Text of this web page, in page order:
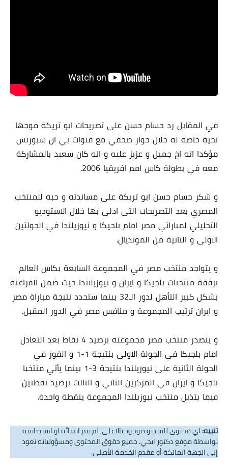
في المقابل رد حسام حسن على تصريحات ابو تريكة موجها
تحية خاصة له خلال حوار صحفي مع قنوات بي ان سبورتس
مؤكدا انه اخ جميل و عزيز عليه و انه كان سعيد بالمشاركة
معه في بطولة كاس امم افريقيا 2006.
و شكر حسام حسن ابو تريكة على مساندته و حبه للمنتخب
المصري بعد التصريحات التى ادلى بها خلال الاستوديو
التحليلي لمباراتي مصر امام بلجيكا و نيوزيلندا في الجولتين
الاولى و الثانية من المونديال.
و يتواجد منتخب مصر في المجموعة السابعة بكاس العالم
برفقة منتخبات بلجيكا و ايران و نيوزيلاندا حيث ضمن الفراعنة
بشكل كبير التأهل لدور الـ32 بينما ستحدد نتيجة مباراة مصر
و ايران ترتيب المجموعة و منافس مصر في الدور المقبل.
و يتصدر منتخب مصر مجموعته برصيد 4 نقاط بعد التعادل
امام بلجيكا في الجولة الاولى بنتيجة 1-1 و الفوز في
الجولة الثانية على نيوزيلندا بنتيجة 3-1 بينما يأتي منتخبا
بلجيكا و ايران في المركزين الثاني و الثالث برصيد نقطتين
فيما يتذيل منتخب نيوزيلندا المجموعة بنقطة واحدة.
تنبيه:اي محتوى للفيديو موجود بالاعلى, لم يتم انشائه او استضافته
بواسطة موقع دكتور ايجي. جميع حقوق المحتوى ومسؤولياته تعود
إلى الجهة المالكة أو مقدم الخدمة الأصلي.